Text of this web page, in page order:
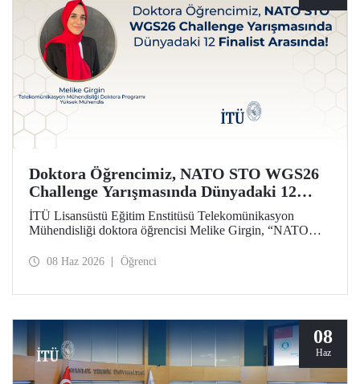
Doktora Öğrencimiz, NATO STO WGS26
Challenge Yarışmasında Dünyadaki 12
Finalist Arasında!
İTÜ Lisansüstü Eğitim Enstitüsü Telekomünikasyon
Mühendisliği doktora öğrencisi Melike Girgin, “NATO
Challenge” yarışmasında finalist olmaya hak kazandı.
08 Haz 2026 Öğrenci
08
Haz